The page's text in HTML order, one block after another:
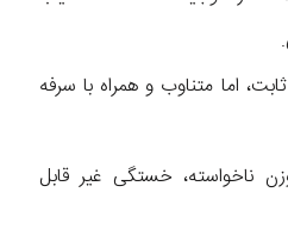
اما متناوب و همراه با سرفه
ناخواسته، خستگی غیر قابل